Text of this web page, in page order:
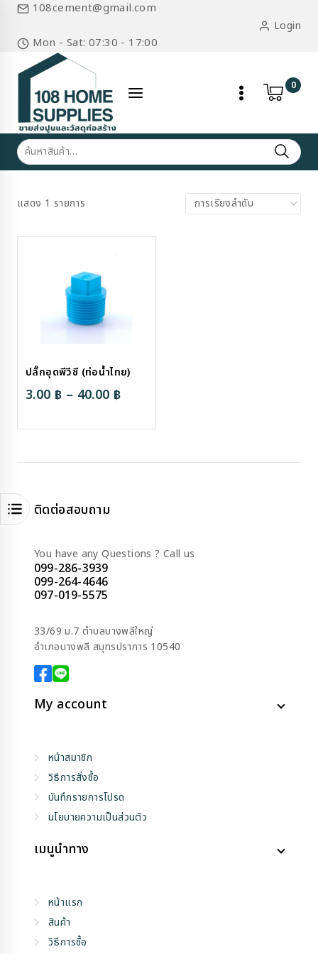
Skip
content
108cement@gmail.com
Mon - Sat: 07:30 - 17:00
Login
0
ค้นหา:
แสดง 1 รายการ
ปลั๊กอุดพีวีซี (ท่อน้ำไทย)
3.00 ฿ – 40.00 ฿Price
3.00 ฿
ติดต่อสอบถาม
You have any Questions ? Call us
099-286-3939
099-264-4646
097-019-5575
33/69 ม.7 ตำบลบางพลีใหญ่
อำเภอบางพลี สมุทรปราการ 10540
My account
หน้าสมาชิก
วิธีการสั่งซื้อ
บันทึกรายการโปรด
นโยบายความเป็นส่วนตัว
เมนูนำทาง
หน้าแรก
สินค้า
วิธีการซื้อ